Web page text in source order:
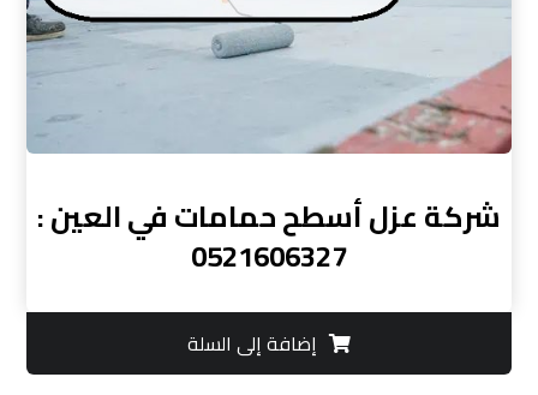
شركة عزل أسطح حمامات في العين :
0521606327
إضافة إلى السلة